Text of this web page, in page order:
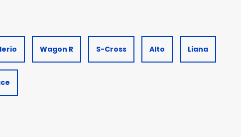
Wagon R S-Cross Alto Liana